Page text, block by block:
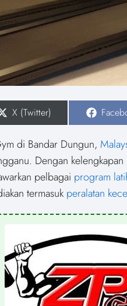
S
h
r
e
o
n
X (Twitter) S
h
r
e
o
n
di Bandar Dungun,
Dengan
pelbagai program
termasuk peralatan